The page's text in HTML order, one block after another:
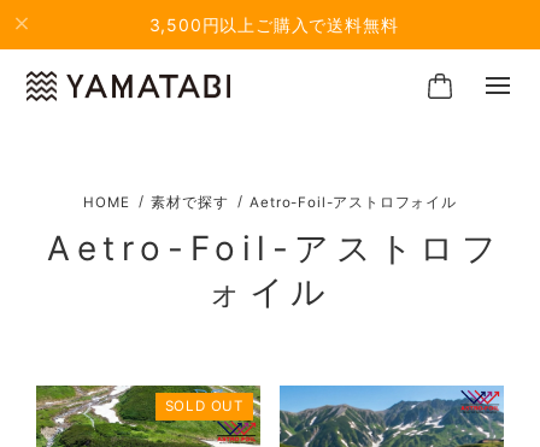
3,500円以上ご購入で送料無料
素材で探す Aetro-Foil-アストロフォイル
Aetro-Foil-アストロフ
ォイル
SOLD OUT